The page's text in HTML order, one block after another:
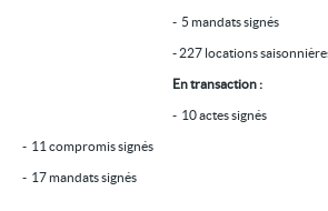
Syndic
Notre agence
- 5 mandats signés
- 227 locations
En transaction :
- 10 actes signés
- 11 compromis signés
- 17 mandats signés